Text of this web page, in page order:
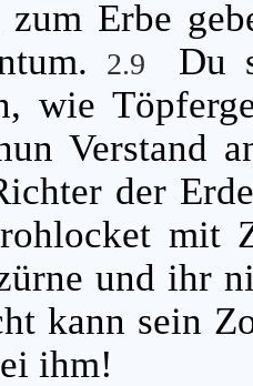
Erbe
2.9
Du
wie
Verstand
der
mit
und ihr
kann sein
ihm!